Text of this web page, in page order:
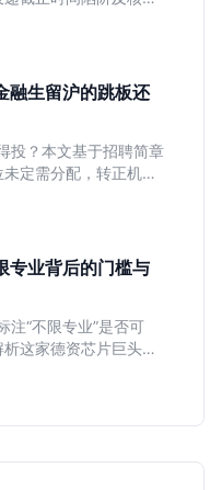
值得投入。
融生留沪的跳板还
投？本文基于招聘简章
定需分配，转正机会
习证明、想接触真实
专业背后的门槛与
“不限专业”是否可
这家德资芯片巨头的
略，助你判断是否值